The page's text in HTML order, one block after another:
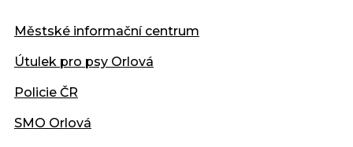
Městské informační centrum
Útulek pro psy Orlová
Policie ČR
SMO Orlová